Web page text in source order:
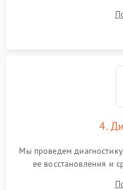
4.
Мы проведем
ее восстановления и